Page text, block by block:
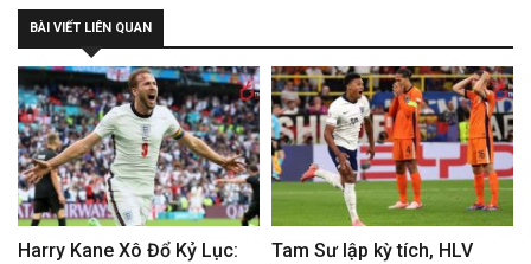
BÀI VIẾT LIÊN QUAN
Harry Kane Xô Đổ Kỷ Lục:
Tam Sư lập kỳ tích, HLV